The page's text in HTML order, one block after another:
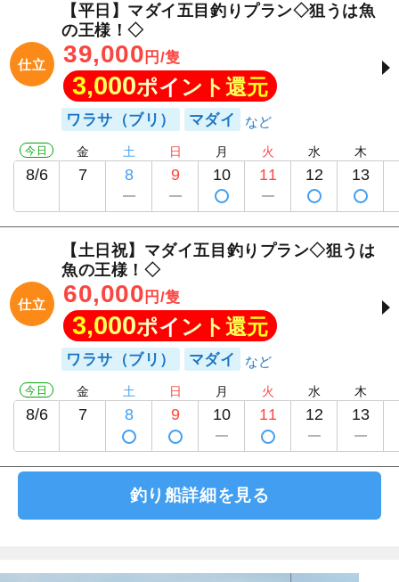
仕立
【平日】マダイ五目釣りプラン◇狙うは魚
の王様！◇
39,000 円/隻
3,000ポイント還元
ワラサ（ブリ） マダイ
今日
8/6
金
7
土
8
日
9
月
10
火
11
水
12
木
13
仕立
【土日祝】マダイ五目釣りプラン◇狙うは
魚の王様！◇
60,000 円/隻
3,000ポイント還元
ワラサ（ブリ） マダイ
今日
8/6
金
7
土
8
日
9
月
10
火
11
水
12
木
13
釣り船詳細を見る